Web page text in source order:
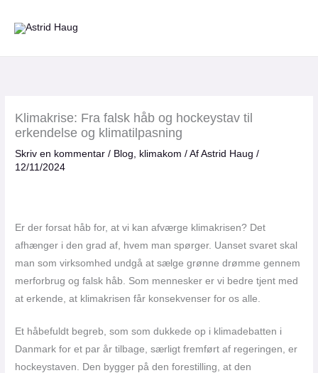
Klimakrise: Fra falsk håb og hockeystav til
erkendelse og klimatilpasning
Skriv en kommentar / Blog, klimakom / AfAstrid Haug/
12/11/2024
Er der forsat håb for, at vi kan afværge klimakrisen? Det
afhænger i den grad af, hvem man spørger. Uanset svaret skal
man som virksomhed undgå at sælge grønne drømme gennem
merforbrug og falsk håb. Som mennesker er vi bedre tjent med
at erkende, at klimakrisen får konsekvenser for os alle.
Et håbefuldt begreb, som som dukkede op i klimadebatten i
Danmark for et par år tilbage, særligt fremført af regeringen, er
hockeystaven. Den bygger på den forestilling, at den